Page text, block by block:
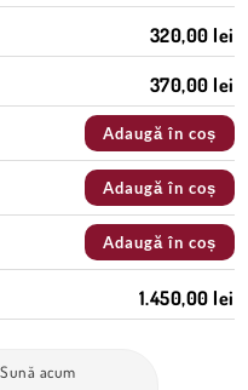
320,00 lei
370,00 lei
Adaugă în coș
Adaugă în coș
Adaugă în coș
1.450,00 lei
acum